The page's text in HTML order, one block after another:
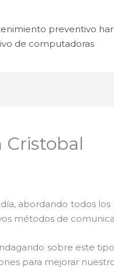
preventivo
de computadoras
abordando todos
métodos de
sobre este
para mejorar